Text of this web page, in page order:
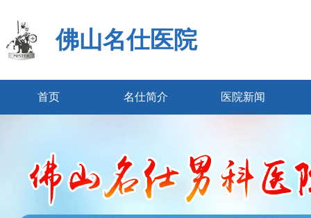
佛山名仕医院
首页 名仕简介 医院新闻